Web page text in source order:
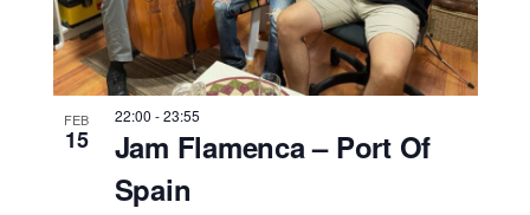
FEB
15
22:00 -23:55
Jam Flamenca – Port Of
Spain